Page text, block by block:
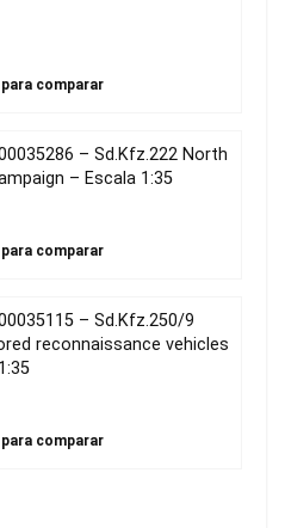
comparar
– Sd.Kfz.222 North
– Escala 1:35
comparar
– Sd.Kfz.250/9
reconnaissance vehicles
comparar